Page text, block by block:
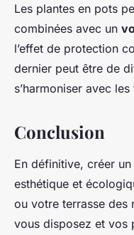
Les plantes en pots
combinées avec un
l’effet de protection
dernier peut être de
s’harmoniser avec
Conclusion
En définitive, créer
esthétique et
ou votre terrasse des
vous disposez et vos